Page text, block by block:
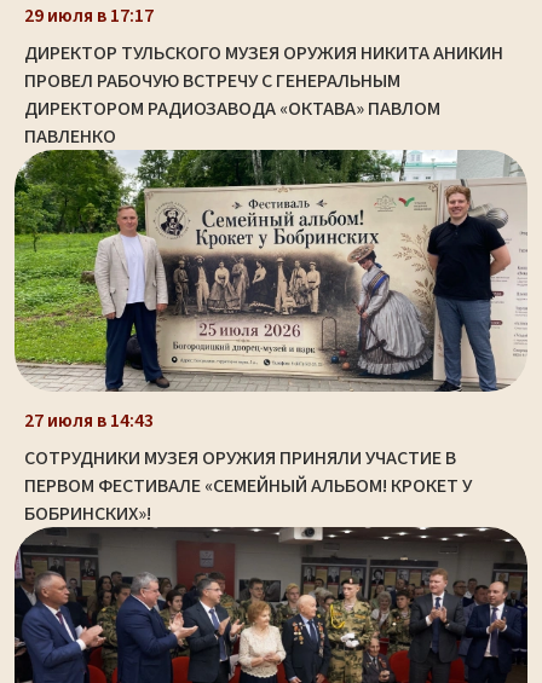
29 июля в 17:17
ДИРЕКТОР ТУЛЬСКОГО МУЗЕЯ ОРУЖИЯ НИКИТА АНИКИН
ПРОВЕЛ РАБОЧУЮ ВСТРЕЧУ С ГЕНЕРАЛЬНЫМ
ДИРЕКТОРОМ РАДИОЗАВОДА «ОКТАВА» ПАВЛОМ
ПАВЛЕНКО
27 июля в 14:43
СОТРУДНИКИ МУЗЕЯ ОРУЖИЯ ПРИНЯЛИ УЧАСТИЕ В
ПЕРВОМ ФЕСТИВАЛЕ «СЕМЕЙНЫЙ АЛЬБОМ! КРОКЕТ У
БОБРИНСКИХ»!